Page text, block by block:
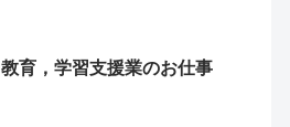
教育，学習支援業のお仕事